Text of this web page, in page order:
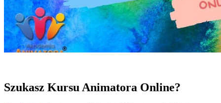
Szukasz Kursu Animatora Online?